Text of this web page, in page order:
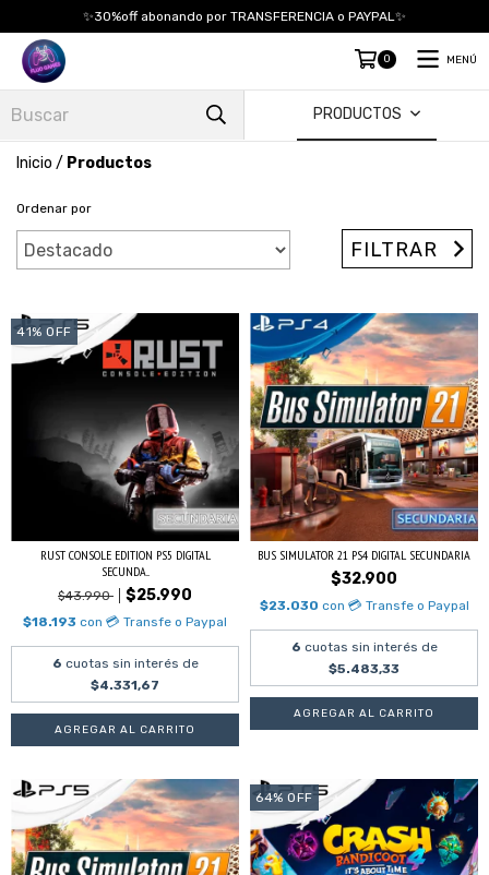
✨30%off abonando por TRANSFERENCIA o PAYPAL✨
0 MENÚ
PRODUCTOS
Inicio / Productos
Ordenar por
FILTRAR
41% OFF
RUST CONSOLE EDITION PS5 DIGITAL
SECUNDA...
$43.990 $25.990
$18.193 con 💳 Transfe o Paypal
6 cuotas sin interés de
$4.331,67
BUS SIMULATOR 21 PS4 DIGITAL SECUNDARIA
$32.900
$23.030 con 💳 Transfe o Paypal
6 cuotas sin interés de
$5.483,33
64% OFF